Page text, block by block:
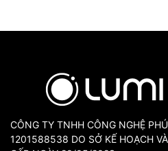
CÔNG TY TNHH CÔNG NGHỆ
1201588538 DO SỞ KẾ HOẠCH